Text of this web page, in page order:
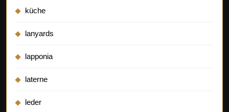
küche
lanyards
lapponia
laterne
leder